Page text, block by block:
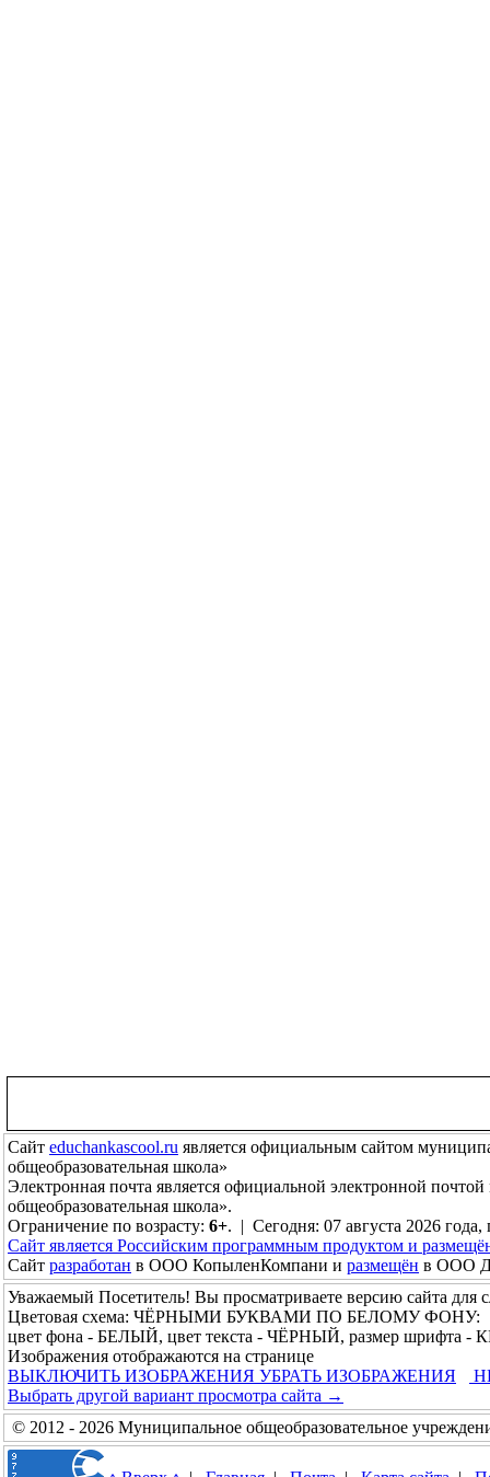
Сайт educhankascool.ru является официальным сайтом
общеобразовательная школа»
Электронная почта является официальной электронной
общеобразовательная школа».
Ограничение по возрасту: 6+. | Сегодня: 07 августа 2026 года,
Сайт является Российским программным продуктом и
Сайт разработан в ООО КопыленКомпани и размещён в ООО
Уважаемый Посетитель! Вы просматриваете версию сайта для
Цветовая схема: ЧЁРНЫМИ БУКВАМИ ПО БЕЛОМУ ФОНУ:
цвет фона - БЕЛЫЙ, цвет текста - ЧЁРНЫЙ, размер шрифта
Изображения отображаются на странице
ВЫКЛЮЧИТЬ ИЗОБРАЖЕНИЯ УБРАТЬ ИЗОБРАЖЕНИЯ
Выбрать другой вариант просмотра сайта →
© 2012 - 2026 Муниципальное общеобразовательное